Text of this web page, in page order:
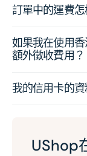
訂單中的運費怎
如果我在使用
額外徵收費用？
我的信用卡的
UShop